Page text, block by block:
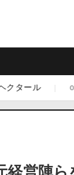
| 08.07 新
営陣ら